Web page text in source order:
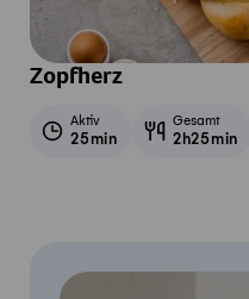
Zopfherz
Aktiv
25min
Gesamt
2h25min